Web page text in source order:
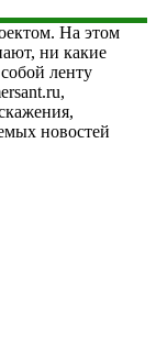
На этом
ни какие
ленту
новостей